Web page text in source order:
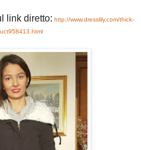
link diretto: http://www.dresslily.com/thick-